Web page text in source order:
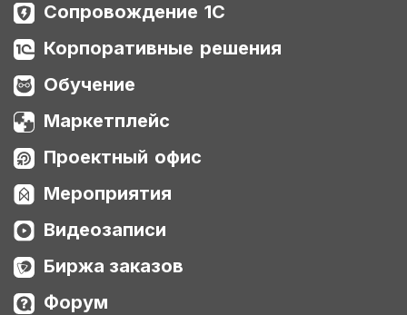
Сопровождение 1С
Корпоративные решения
Обучение
Маркетплейс
Проектный офис
Мероприятия
Видеозаписи
Биржа заказов
Форум